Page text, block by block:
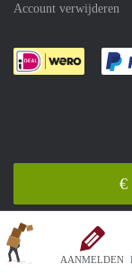
AANMELDEN
Account verwijderen